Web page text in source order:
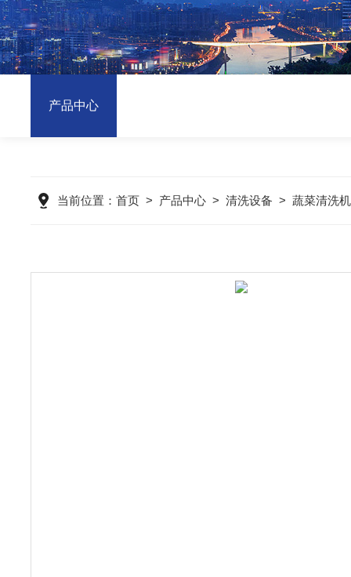
产品中心
当前位置： 首页 > 产品中心 > 清洗设备 > 蔬菜清洗机